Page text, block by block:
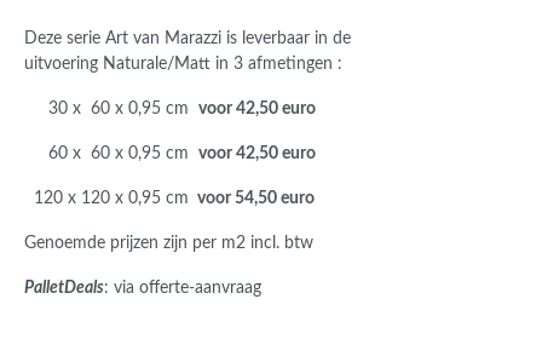
Deze serie Art van Marazzi is leverbaar in de
uitvoering Naturale/Matt in 3 afmetingen :
30 x 60 x 0,95 cm voor 42,50 euro
60 x 60 x 0,95 cm voor 42,50 euro
120 x 120 x 0,95 cm voor 54,50 euro
Genoemde prijzen zijn per m2 incl. btw
PalletDeals: via offerte-aanvraag